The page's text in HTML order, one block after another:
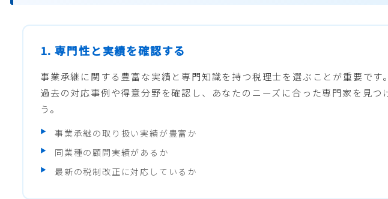
1. 専門性と実績を確認する
事業承継に関する豊富な実績と専門知識を持つ税理士を選ぶことが重要です。
過去の対応事例や得意分野を確認し、あなたのニーズに合った専門家を見つ
う。
事業承継の取り扱い実績が豊富か
同業種の顧問実績があるか
最新の税制改正に対応しているか